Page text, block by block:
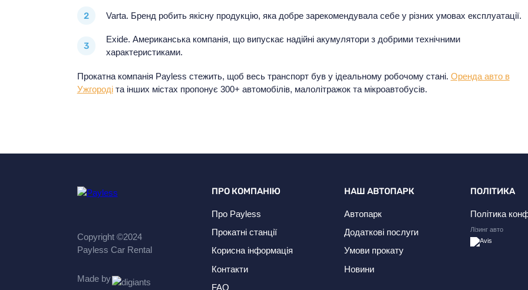
Varta. Бренд робить якісну продукцію, яка добре зарекомендувала себе у різних умовах експлуатації.
Exide. Американська компанія, що випускає надійні акумулятори з добрими технічними
характеристиками.
Прокатна компанія Payless стежить, щоб весь транспорт був у ідеальному робочому стані. Оренда авто в
Ужгородіта інших містах пропонує 300+ автомобілів, малолітражок та мікроавтобусів.
Copyright ©2024
Payless Car Rental
Made by
ПРО КОМПАНІЮ
Про Payless
Прокатні станції
Корисна інформація
Контакти
FAQ
НАШ АВТОПАРК
Автопарк
Додаткові послуги
Умови прокату
Новини
ПОЛІТИКА
Політика
Лізинг авто